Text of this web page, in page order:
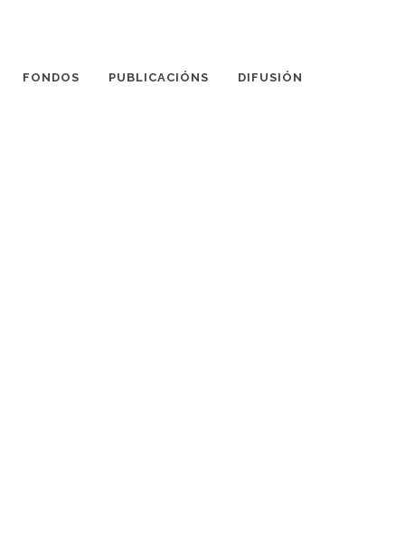
FONDOS PUBLICACIÓNS DIFUSIÓN